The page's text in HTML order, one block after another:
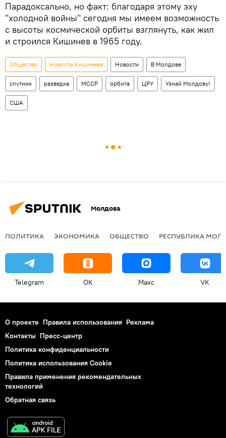
Парадоксально, но факт: благодаря этому эху
"холодной войны" сегодня мы имеем возможность
с высоты космической орбиты взглянуть, как жил
и строился Кишинев в 1965 году.
Общество Новости Кишинева Новости В Молдове
спутник разведка МССР орбита ЦРУ Узнай Молдову!
США
Молдова
ПОЛИТИКА ЭКОНОМИКА ОБЩЕСТВО РЕСПУБЛИКА
Telegram OK Макс VK
О проекте Правила использования Реклама
Контакты Пресс-центр
Политика конфиденциальности
Политика использования Cookie
Правила применения рекомендательных
технологий
Обратная связь